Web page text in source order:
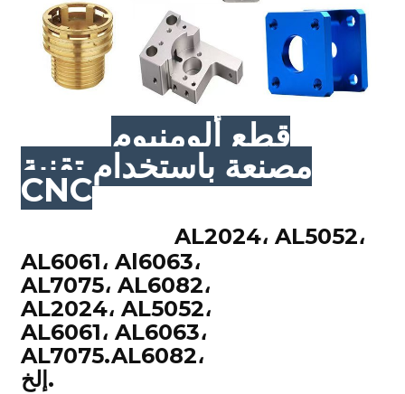
قطع ألومنيوم
مصنعة باستخدام تقنية
CNC
AL2024، AL5052،
AL6061، Al6063،
AL7075، AL6082،
AL2024، AL5052،
AL6061، AL6063،
AL7075.AL6082،
إلخ.